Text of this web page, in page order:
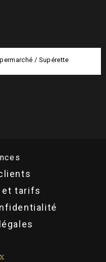
/ Supérette
et tarifs